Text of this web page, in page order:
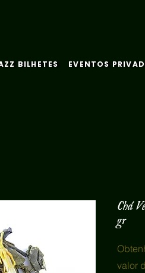
Chá
gr
valor
BILHETES EVENTOS